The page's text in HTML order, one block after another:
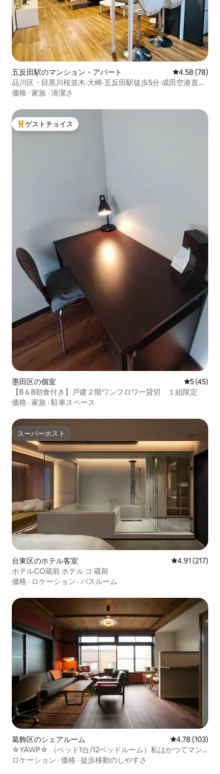
五反田駅のマンション・アパート レビュー78
4.58 (78)
品川区・目黒川桜並木·大崎·五反田駅徒歩5分·成田空港直通
ベール・エ-サクラ - 桜川眺め駐車可
価格 · 家族 · 清潔さ
大好評のゲストチョイスです。
ゲストチョイス
墨田区の個室 レビュー
5 (45)
【B＆B朝食付き】戸建２階ワンフロワー貸切 １組限定
価格 · 家族 ·駐車スペース
スーパーホスト
スーパーホスト
台東区のホテル客室 レビュー217
4.91 (217)
ホテルCO蔵前 ホテル コ 蔵前
価格 · ロケーション · バスルーム
葛飾区のシェアルーム レビュー103
4.78 (103)
☆YAWP☆ （ベッド1台/12ベッドルーム）私はかつてマン
ガアーティストでした
ロケーション · 価格 · 徒歩移動のしやすさ